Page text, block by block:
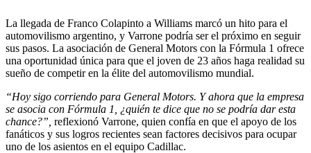
La llegada de Franco Colapinto a Williams marcó un hito para el
automovilismo argentino, y Varrone podría ser el próximo en seguir
sus pasos. La asociación de General Motors con la Fórmula 1 ofrece
una oportunidad única para que el joven de 23 años haga realidad su
sueño de competir en la élite del automovilismo mundial.
“Hoy sigo corriendo para General Motors. Y ahora que la empresa
se asocia con Fórmula 1, ¿quién te dice que no se podría dar esta
chance?”, reflexionó Varrone, quien confía en que el apoyo de los
fanáticos y sus logros recientes sean factores decisivos para ocupar
uno de los asientos en el equipo Cadillac.